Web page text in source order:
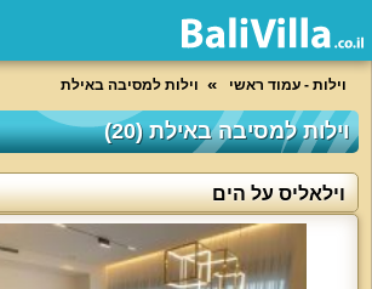
וילות - עמוד ראשי וילות למסיבה באילת
וילות למסיבה באילת (20)
וילאליס על הים